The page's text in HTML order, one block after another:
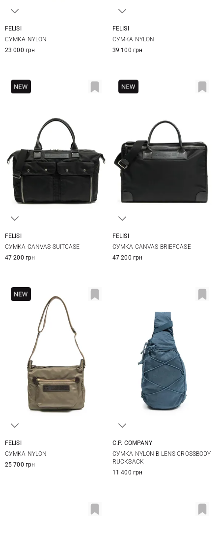
FELISI
СУМКА NYLON
23 000 грн
FELISI
СУМКА NYLON
39 100 грн
FELISI
СУМКА CANVAS SUITCASE
47 200 грн
FELISI
СУМКА CANVAS BRIEFCASE
47 200 грн
FELISI
СУМКА NYLON
25 700 грн
C.P. COMPANY
СУМКА NYLON B LENS CROSSBODY
RUCKSACK
11 400 грн